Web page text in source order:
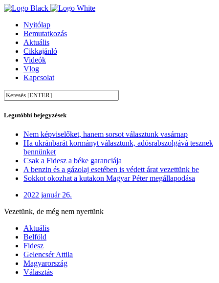
Nyitólap
Bemutatkozás
Aktuális
Cikkajánló
Videók
Vlog
Kapcsolat
Legutóbbi bejegyzések
Nem képviselőket, hanem sorsot választunk vasárnap
Ha ukránbarát kormányt választunk, adósrabszolgává tesznek
bennünket
Csak a Fidesz a béke garanciája
A benzin és a gázolaj esetében is védett árat vezettünk be
Sokkot okozhat a kutakon Magyar Péter megállapodása
2022 január 26.
Vezetünk, de még nem nyertünk
Aktuális
Belföld
Fidesz
Gelencsér Attila
Magyarország
Választás